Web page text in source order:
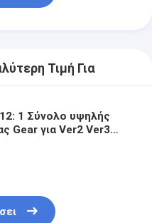
Τιμή Για
1 Σύνολο υψηλής
Gear για Ver2 Ver3